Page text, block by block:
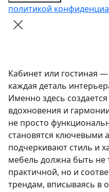
политикой
Кабинет или гостиная —
каждая деталь
Именно здесь
вдохновения и
не просто
становятся ключевыми
подчеркивают стиль и
мебель должна быть не
практичной, но и
трендам, вписываясь в